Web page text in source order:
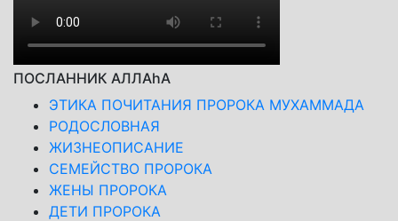
ПОСЛАННИК АЛЛАhА
ЭТИКА ПОЧИТАНИЯ ПРОРОКА МУХАММАДА
РОДОСЛОВНАЯ
ЖИЗНЕОПИСАНИЕ
СЕМЕЙСТВО ПРОРОКА
ЖЕНЫ ПРОРОКА
ДЕТИ ПРОРОКА